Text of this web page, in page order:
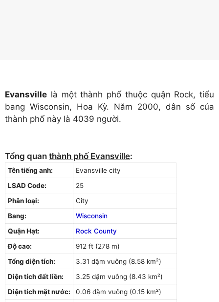
Evansville là một thành phố thuộc quận Rock, tiểu
bang Wisconsin, Hoa Kỳ. Năm 2000, dân số của
thành phố này là 4039 người.
Tổng quan thành phố Evansville:
Tên tiếng anh:
Evansville city
LSAD Code:
25
Phân loại:
City
Bang:
Wisconsin
Quận Hạt:
Rock County
Độ cao:
912 ft (278 m)
Tổng diện tích:
3.31 dặm vuông (8.58 km²)
Diện tích đất liền:
3.25 dặm vuông (8.43 km²)
Diện tích mặt nước:
0.06 dặm vuông (0.15 km²)